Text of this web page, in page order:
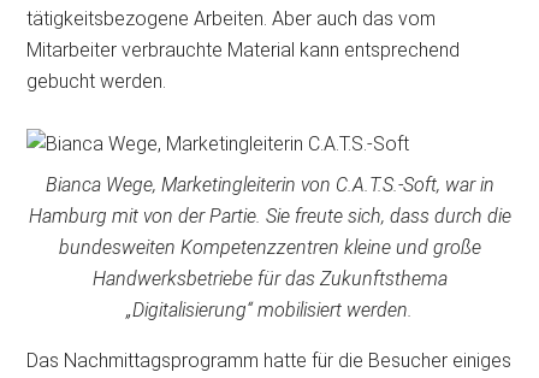
tätigkeitsbezogene Arbeiten. Aber auch das vom
Mitarbeiter verbrauchte Material kann entsprechend
gebucht werden.
Bianca Wege, Marketingleiterin von C.A.T.S.-Soft, war in
Hamburg mit von der Partie. Sie freute sich, dass durch die
bundesweiten Kompetenzzentren kleine und große
Handwerksbetriebe für das Zukunftsthema
„Digitalisierung“ mobilisiert werden.
Das Nachmittagsprogramm hatte für die Besucher einiges